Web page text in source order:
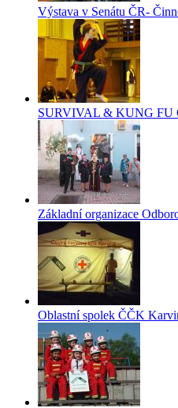
Výstava v Senátu ČR-
SURVIVAL & KUNG FU
Základní organizace
Oblastní spolek ČČK